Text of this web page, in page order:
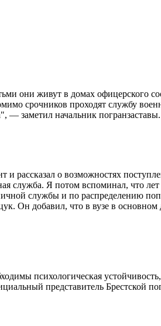
они живут в домах офицерского
срочников проходят службу
— заметил начальник погранзаставы.
и рассказал о возможностях
служба. Я потом вспоминал, что лет
службы и по распределению
Он добавил, что в вузе в
психологическая
представитель Брестской